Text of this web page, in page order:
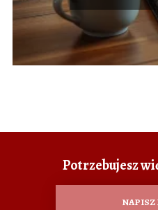
Potrzebujesz
NAPISZ